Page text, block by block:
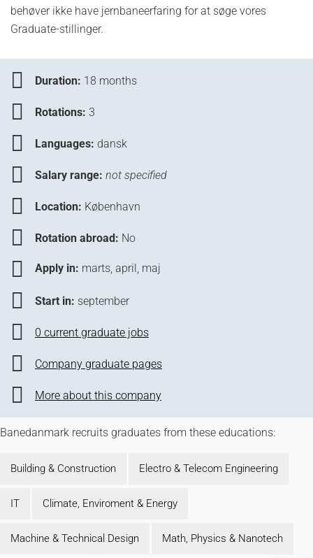
behøver ikke have jernbaneerfaring for at søge vores
Graduate-stillinger.
Duration: 18 months
Rotations: 3
Languages: dansk
Salary range: not specified
Location: København
Rotation abroad: No
Apply in: marts, april, maj
Start in: september
0 current graduate jobs
Company graduate pages
More about this company
Banedanmark recruits graduates from these educations:
Building & Construction Electro & Telecom Engineering
IT Climate, Enviroment & Energy
Machine & Technical Design Math, Physics & Nanotech